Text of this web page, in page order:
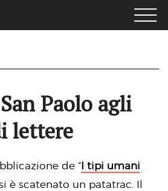
Paolo agli
lettere
de “I tipi umani
si è scatenato un patatrac. Il